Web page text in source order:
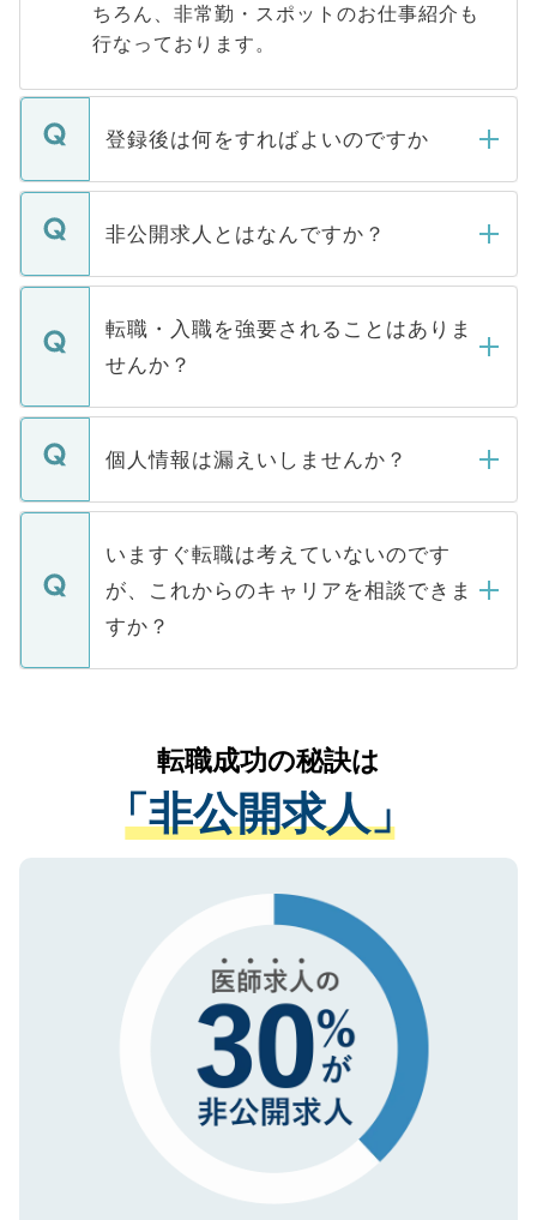
ちろん、非常勤・スポットのお仕事紹介も
行なっております。
登録後は何をすればよいのですか
ご登録いただきましたら、弊社担当者がご
登録内容を確認し、その後メールもしくは
ます。通常、5営業日以内にはご連絡をせて
いただきますので、しばらくお待ちくださ
非公開求人とはなんですか？
マイナビDOCTORで取り扱っている求人の
うち約3割は、Webサイトからご覧いただ
けない「非公開求人」です。非公開求人は
下記の理由によって、一般には公開してい
ません。
■応募殺到を避けるため 人気のある医療機
関を公にしてしまうと、応募が殺到する場
に、医療機関が求める条件に合った人材の
みを人材紹介会社に依頼するケースが増え
ています。
転職・入職を強要されることはありま
せんか？
転職・入職を強要することは一切ありませ
ん。また、仮に応募先から内定をいただい
定を承諾する必要はありません。内定先へ
の辞退の連絡はキャリアパートナーが行い
個人情報は漏えいしませんか？
個人情報が漏えいすることはありませんの
で、ご安心ください。当サイトからの登録
などで収集したご登録者様の個人情報は、
ご本人のキャリアアップおよび転職活動の
支援を目的に使用いたします。お預かりし
ているすべての個人データはご本人の許可
は、個人情報の取り扱いについての厳密な
管理基準を満たした事業者のみに付与され
る、プライバシーマークを取得済みです。
で、機密保持に関してもご安心ください。
いますぐ転職は考えていないのです
が、これからのキャリアを相談できま
すか？
かがいして、現在の医療機関の状況や紹介
経験をまじえながら、適切なアドバイスを
させていただきます。すぐにご転職をされ
ない方には、長期的なサポートが可能です
ので、まずはご登録ください。
転職成功の秘訣は
「非公開求人」